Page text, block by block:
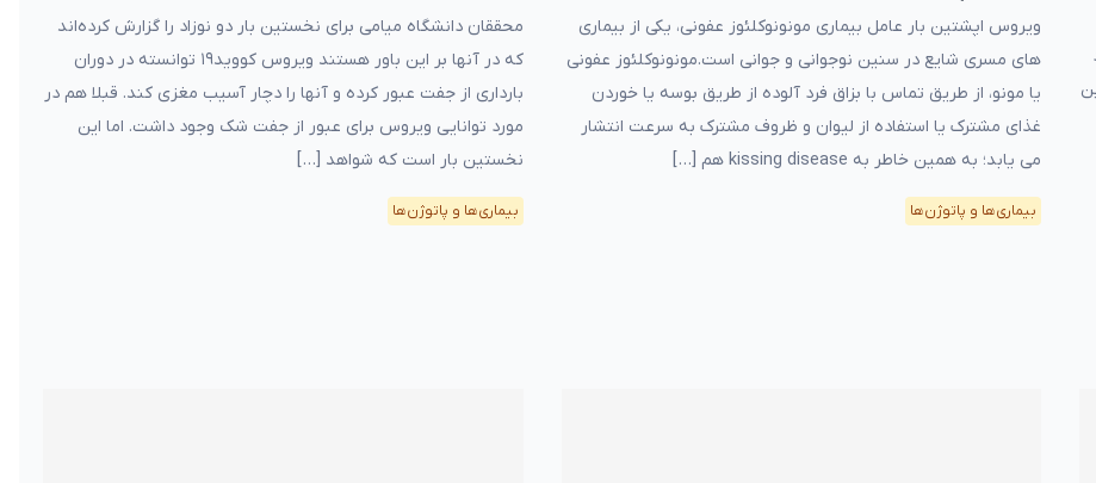
عدد
ویروس اپشتین بار عامل بیماری مونونوکلئوز عفونی، یکی از بیماری
های مسری شایع در سنین نوجوانی و جوانی است.مونونوکلئوز عفونی
یا مونو، از طریق تماس با بزاق فرد آلوده از طریق بوسه یا خوردن
غذای مشترک یا استفاده از لیوان و ظروف مشترک به سرعت انتشار
می یابد؛ به همین خاطر به kissing disease هم […]
بیماری‌ها و پاتوژن‌ها
محققان دانشگاه میامی برای نخستین بار دو نوزاد را گزارش کرده‌اند
که در آنها بر این باور هستند ویروس کووید۱۹ توانسته در دوران
بارداری از جفت عبور کرده و آنها را دچار آسیب مغزی کند. قبلا هم در
مورد توانایی ویروس برای عبور از جفت شک وجود داشت. اما این
نخستین بار است که شواهد […]
بیماری‌ها و پاتوژن‌ها